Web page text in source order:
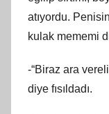
atıyordu.
kulak mememi
-“Biraz ara
diye fısıldadı.